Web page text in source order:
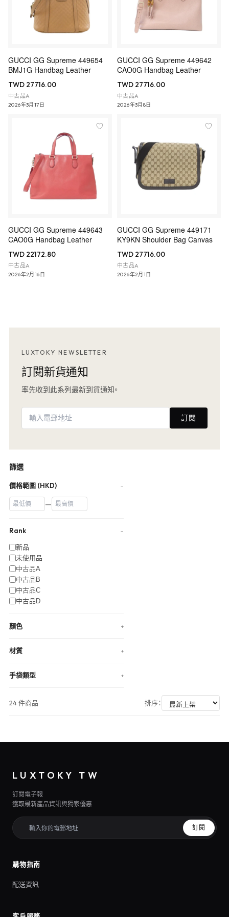
GUCCI GG Supreme 449654
BMJ1G Handbag Leather
TWD 27716.00
中古品A
2026年3月17日
GUCCI GG Supreme 449642
CAO0G Handbag Leather
TWD 27716.00
中古品A
2026年3月8日
GUCCI GG Supreme 449643
CAO0G Handbag Leather
TWD 22172.80
中古品A
2026年2月16日
GUCCI GG Supreme 449171
KY9KN Shoulder Bag Canvas
TWD 27716.00
中古品A
2026年2月1日
LUXTOKY NEWSLETTER
訂閱新貨通知
率先收到此系列最新到貨通知。
訂閱
篩選
價格範圍 (HKD) −
—
Rank −
新品
未使用品
中古品A
中古品B
中古品C
中古品D
顏色 +
材質 +
手袋類型 +
24 件商品 排序：
LUXTOKY TW
訂閱電子報
獲取最新產品資訊與獨家優惠
訂閱
購物指南
配送資訊